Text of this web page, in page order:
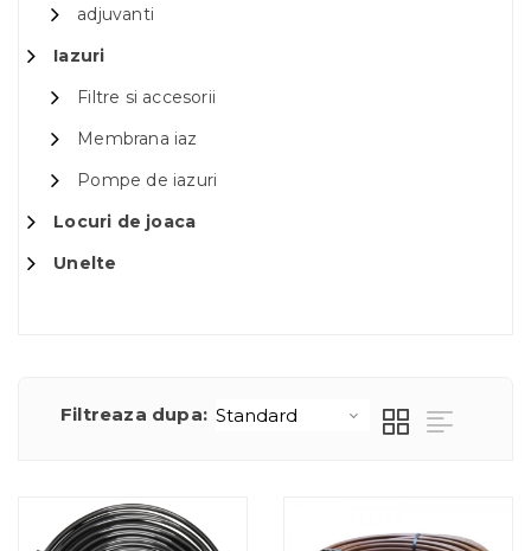
adjuvanti
Iazuri
Filtre si accesorii
Membrana iaz
Pompe de iazuri
Locuri de joaca
Unelte
Filtreaza dupa: